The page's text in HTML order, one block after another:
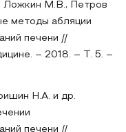
Ложкин М.В., Петров
методы абляции
печени //
– 2018. – Т. 5. –
Н.А. и др.
печени //